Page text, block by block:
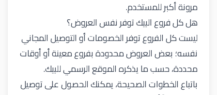
مرونة أكبر للمستخدم.
هل كل فروع البيك توفر نفس العروض؟
ليست كل الفروع توفر الخصومات أو التوصيل المجاني
نفسه؛ بعض العروض محدودة بفروع معينة أو أوقات
محددة، حسب ما يذكره الموقع الرسمي للبيك.
باتباع الخطوات الصحيحة، يمكنك الحصول على توصيل